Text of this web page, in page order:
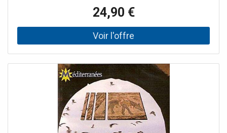
historiques environnants. Contenu de la carte :Plus de 150
sites touristiques répertoriés, dont plus de 100 font l’objet
de descriptions détaillées avec coordonnées GPS
Informations historiques, recommandations de visites,
avant des musées, bâtiments historiques et monuments
Points forts :Focus sur la région de Jbel El Hadid : entre
histoire antique et transition énergétique (grotte de
Bizmoune, ancienne extraction de meules, parc éolien
moderne) Essaouira (anciennement Mogador) : fiche
historique, musées, fortifications Excursions vers Cap Sim,
24,90 €